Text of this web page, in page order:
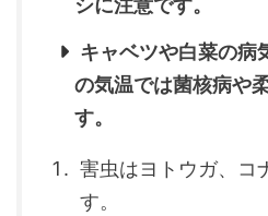
シに注意です。
キャベツや白菜の病
の気温では菌核病や
す。
害虫はヨトウガ、コ
す。